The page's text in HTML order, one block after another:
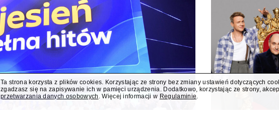
Ta strona korzysta z plików cookies. Korzystając ze strony bez zmiany ustawień dotyczących
zgadzasz się na zapisywanie ich w pamięci urządzenia. Dodatkowo, korzystając ze strony,
przetwarzania danych osobowych . Więcej informacji w Regulaminie.